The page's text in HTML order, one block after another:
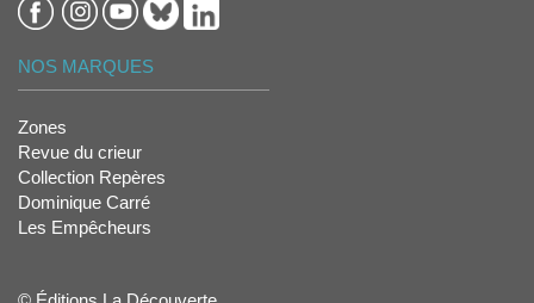
NOS MARQUES
Zones
Revue du crieur
Collection Repères
Dominique Carré
Les Empêcheurs